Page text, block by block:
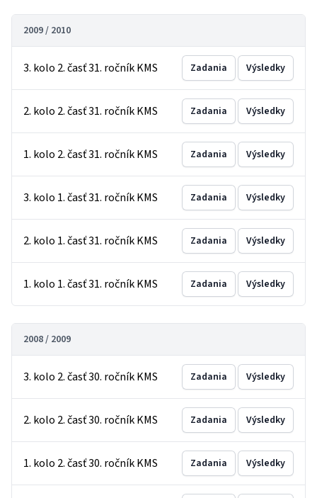
2009 / 2010
3. kolo 2. časť 31. ročník KMS Zadania Výsledky
2. kolo 2. časť 31. ročník KMS Zadania Výsledky
1. kolo 2. časť 31. ročník KMS Zadania Výsledky
3. kolo 1. časť 31. ročník KMS Zadania Výsledky
2. kolo 1. časť 31. ročník KMS Zadania Výsledky
1. kolo 1. časť 31. ročník KMS Zadania Výsledky
2008 / 2009
3. kolo 2. časť 30. ročník KMS Zadania Výsledky
2. kolo 2. časť 30. ročník KMS Zadania Výsledky
1. kolo 2. časť 30. ročník KMS Zadania Výsledky